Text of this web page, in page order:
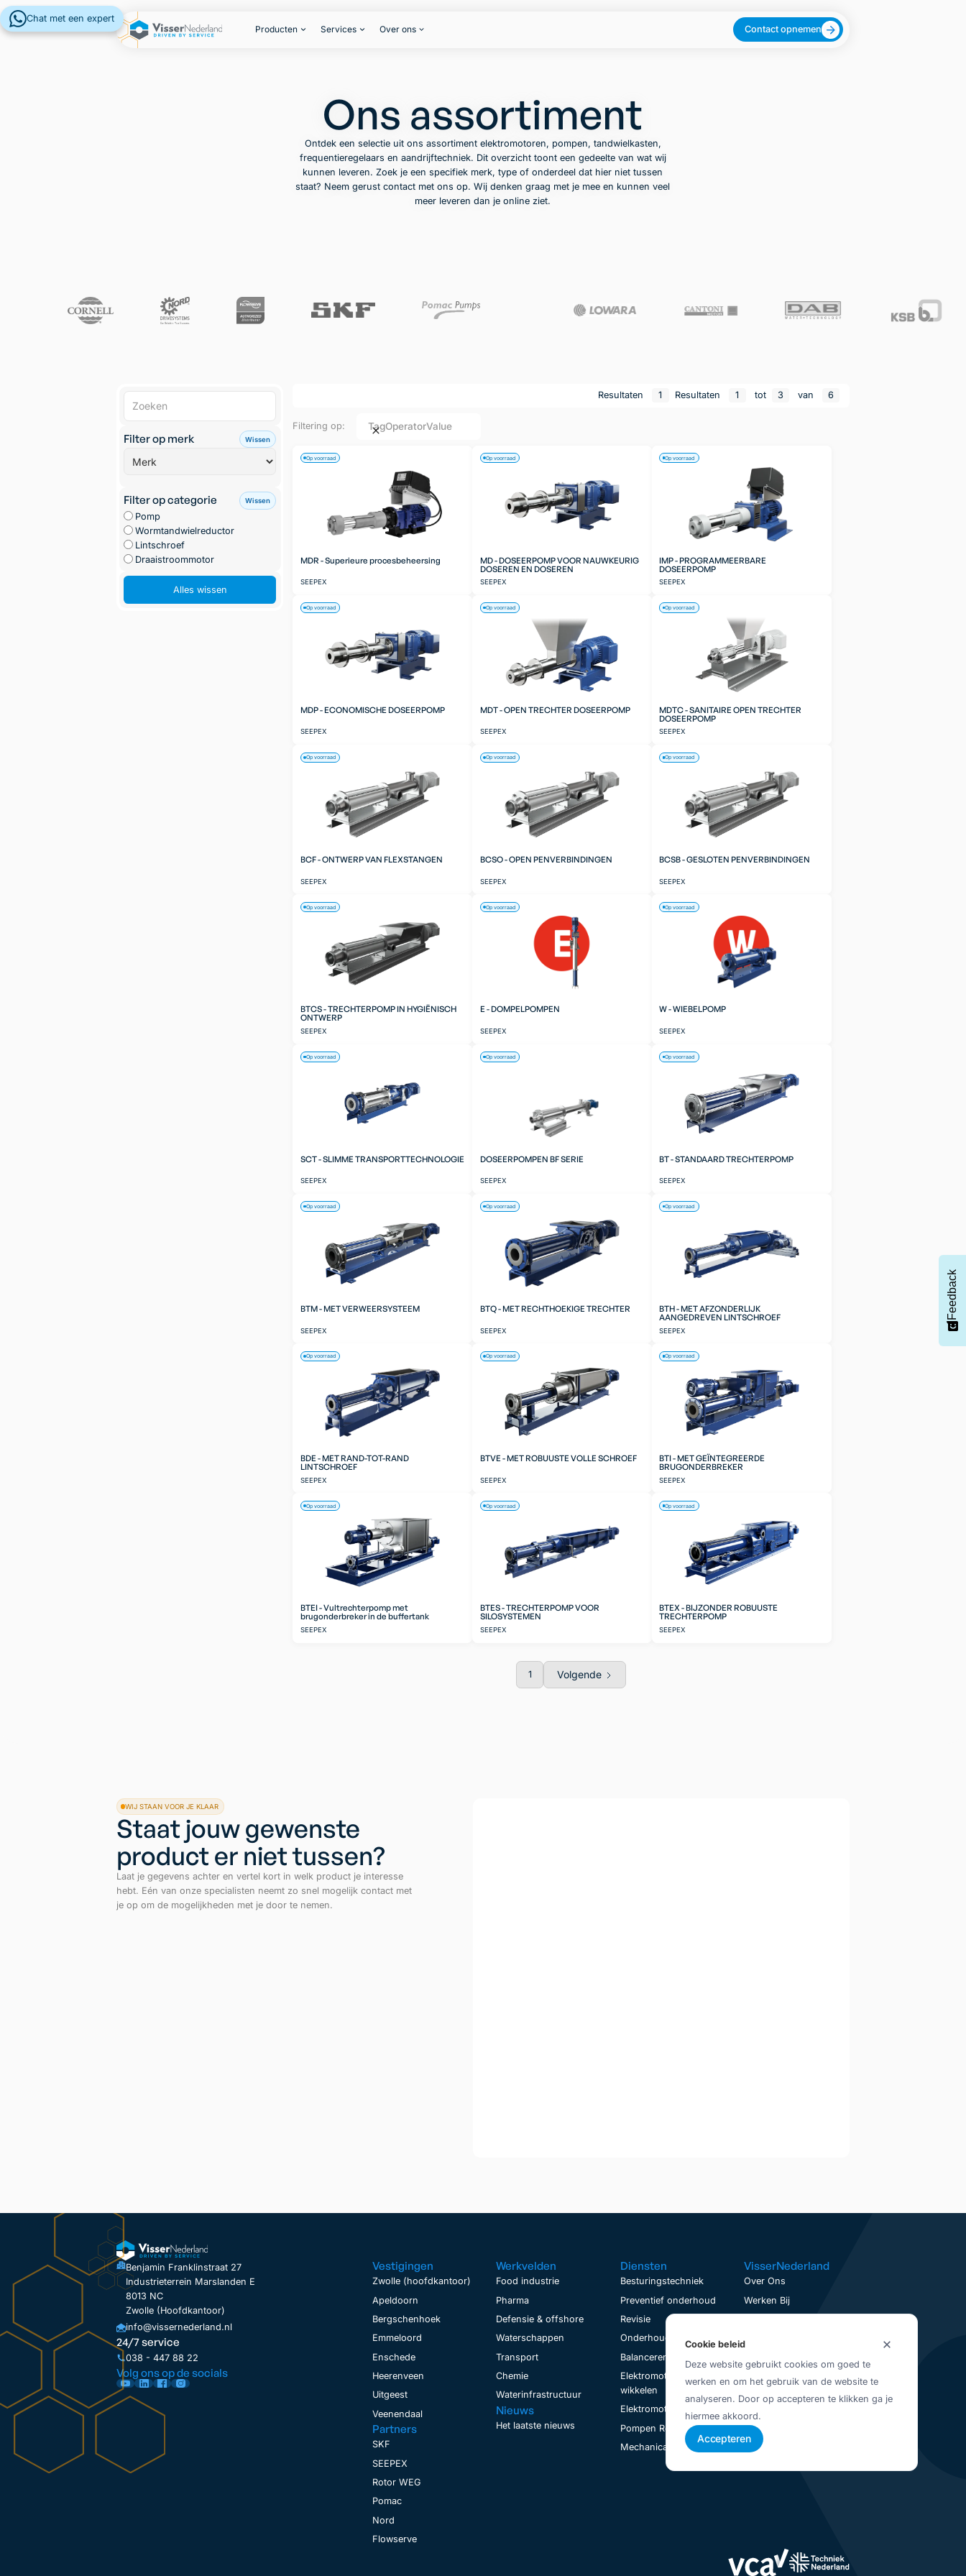
Producten Services Over ons Contact opnemen
Cookie beleid
Deze website gebruikt cookies om goed te
werken en om het gebruik van de website te
analyseren. Door op accepteren te klikken ga je
hiermee akkoord.
Accepteren
Ons assortiment
Ontdek een selectie uit ons assortiment elektromotoren, pompen, tandwielkasten,
frequentieregelaars en aandrijftechniek. Dit overzicht toont een gedeelte van wat wij
kunnen leveren. Zoek je een specifiek merk, type of onderdeel dat hier niet tussen
staat? Neem gerust contact met ons op. Wij denken graag met je mee en kunnen veel
meer leveren dan je online ziet.
Filter op merk Wissen
Filter op categorie Wissen
Pomp
Wormtandwielreductor
Lintschroef
Draaistroommotor
Alles wissen
Resultaten 1 Resultaten 1 tot 3 van 6
Filtering op: TagOperatorValue
MDR - Superieure procesbeheersing
SEEPEX
Op voorraad
MD - DOSEERPOMP VOOR NAUWKEURIG
DOSEREN EN DOSEREN
SEEPEX
Op voorraad
IMP - PROGRAMMEERBARE
DOSEERPOMP
SEEPEX
Op voorraad
MDP - ECONOMISCHE DOSEERPOMP
SEEPEX
Op voorraad
MDT - OPEN TRECHTER DOSEERPOMP
SEEPEX
Op voorraad
MDTC - SANITAIRE OPEN TRECHTER
DOSEERPOMP
SEEPEX
Op voorraad
BCF - ONTWERP VAN FLEXSTANGEN
SEEPEX
Op voorraad
BCSO - OPEN PENVERBINDINGEN
SEEPEX
Op voorraad
BCSB - GESLOTEN PENVERBINDINGEN
SEEPEX
Op voorraad
BTCS - TRECHTERPOMP IN HYGIËNISCH
ONTWERP
SEEPEX
Op voorraad
E - DOMPELPOMPEN
SEEPEX
Op voorraad
W - WIEBELPOMP
SEEPEX
Op voorraad
SCT - SLIMME TRANSPORTTECHNOLOGIE
SEEPEX
Op voorraad
DOSEERPOMPEN BF SERIE
SEEPEX
Op voorraad
BT - STANDAARD TRECHTERPOMP
SEEPEX
Op voorraad
BTM - MET VERWEERSYSTEEM
SEEPEX
Op voorraad
BTQ - MET RECHTHOEKIGE TRECHTER
SEEPEX
Op voorraad
BTH - MET AFZONDERLIJK
AANGEDREVEN LINTSCHROEF
SEEPEX
Op voorraad
BDE - MET RAND-TOT-RAND
LINTSCHROEF
SEEPEX
Op voorraad
BTVE - MET ROBUUSTE VOLLE SCHROEF
SEEPEX
Op voorraad
BTI - MET GEÏNTEGREERDE
BRUGONDERBREKER
SEEPEX
Op voorraad
BTEI - Vultrechterpomp met
brugonderbreker in de buffertank
SEEPEX
Op voorraad
BTES - TRECHTERPOMP VOOR
SILOSYSTEMEN
SEEPEX
Op voorraad
BTEX - BIJZONDER ROBUUSTE
TRECHTERPOMP
SEEPEX
Op voorraad
1 Volgende
WIJ STAAN VOOR JE KLAAR
Staat jouw gewenste
product er niet tussen?
Laat je gegevens achter en vertel kort in welk product je interesse
hebt. Eén van onze specialisten neemt zo snel mogelijk contact met
je op om de mogelijkheden met je door te nemen.
Benjamin Franklinstraat 27
Industrieterrein Marslanden E
8013 NC
Zwolle (Hoofdkantoor)
info@vissernederland.nl
24/7 service
038 - 447 88 22
Volg ons op de socials
Vestigingen
Zwolle (hoofdkantoor)
Apeldoorn
Bergschenhoek
Emmeloord
Enschede
Heerenveen
Uitgeest
Veenendaal
Partners
SKF
SEEPEX
Rotor WEG
Pomac
Nord
Flowserve
Werkvelden
Food industrie
Pharma
Defensie & offshore
Waterschappen
Transport
Chemie
Waterinfrastructuur
Nieuws
Het laatste nieuws
Diensten
Besturingstechniek
Preventief onderhoud
Revisie
Onderhoud op locatie
Balanceren
Elektromotoren
wikkelen
Elektromotoren Revisie
Pompen Revisie
Mechanical Seal Revisie
VisserNederland
Over Ons
Werken Bij
Service aanvraag
Vestigingen
Juridisch
Privacybeleid
Algemene Voorwaarden
Chat met een expert
Feedback